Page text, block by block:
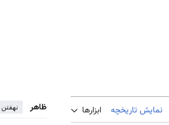
نمایش تاریخچه ابزارها ظاهر نهفتن